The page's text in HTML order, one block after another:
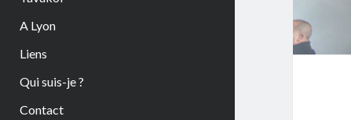
A Lyon
Liens
Qui suis-je ?
Contact